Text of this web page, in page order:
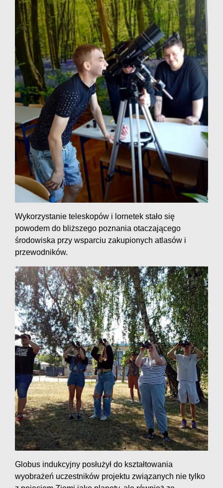
Wykorzystanie teleskopów i lornetek stało się
powodem do bliższego poznania otaczającego
środowiska przy wsparciu zakupionych atlasów i
przewodników.
Globus indukcyjny posłużył do kształtowania
wyobrażeń uczestników projektu związanych nie tylko